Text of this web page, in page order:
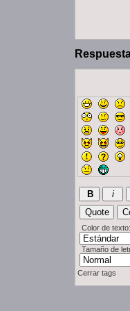
Color de texto:
Tamaño de
Cerrar tags